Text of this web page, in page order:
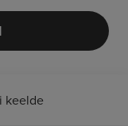
keelde